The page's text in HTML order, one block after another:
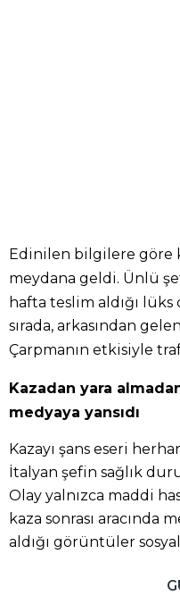
Edinilen bilgilere göre
meydana geldi. Ünlü
hafta teslim aldığı
sırada, arkasından
Çarpmanın etkisiyle
Kazadan yara
medyaya yansıdı
Kazayı şans eseri
İtalyan şefin sağlık
Olay yalnızca maddi
kaza sonrası aracında
aldığı görüntüler sosyal